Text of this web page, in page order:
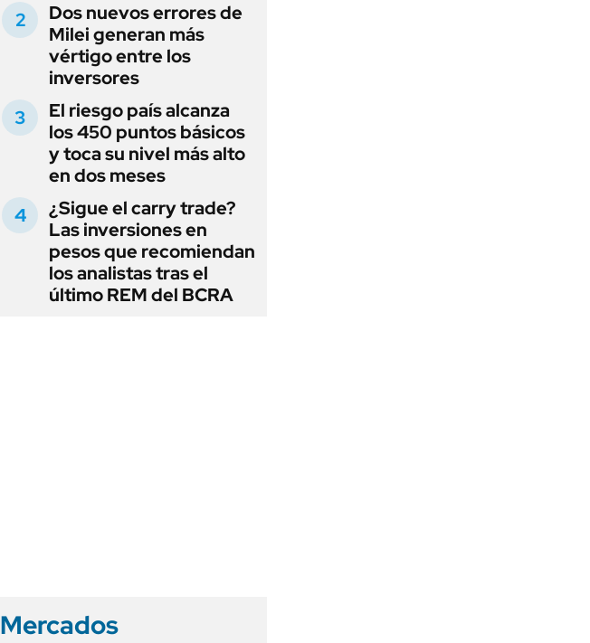
Dos nuevos errores de
Milei generan más
vértigo entre los
inversores
El riesgo país alcanza
los 450 puntos básicos
y toca su nivel más alto
en dos meses
¿Sigue el carry trade?
Las inversiones en
pesos que recomiendan
los analistas tras el
último REM del BCRA
Mercados